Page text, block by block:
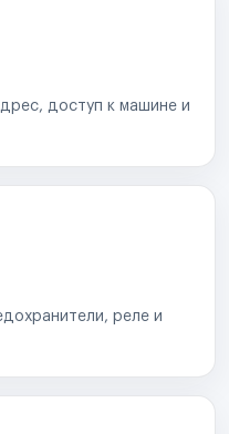
доступ к машине и
реле и